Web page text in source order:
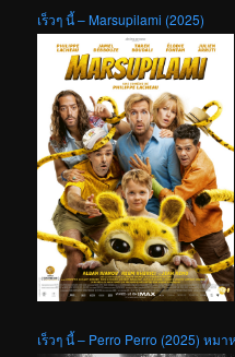
เร็วๆ นี้ – Marsupilami (2025)
เร็วๆ นี้ – Perro Perro (2025) หมา